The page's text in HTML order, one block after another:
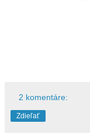
2 komentáre:
Zdieľať